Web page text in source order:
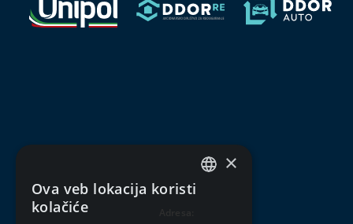
×
Ova veb lokacija koristi
kolačiće